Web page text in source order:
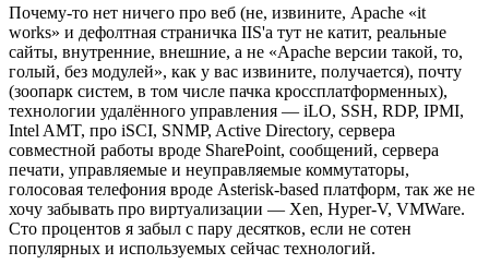
Почему-то нет ничего про веб (не, извините, Apache «it
works» и дефолтная страничка IIS'а тут не катит, реальные
сайты, внутренние, внешние, а не «Apache версии такой, то,
голый, без модулей», как у вас извините, получается), почту
(зоопарк систем, в том числе пачка кроссплатформенных),
технологии удалённого управления — iLO, SSH, RDP, IPMI,
Intel AMT, про iSCI, SNMP, Active Directory, сервера
совместной работы вроде SharePoint, сообщений, сервера
печати, управляемые и неуправляемые коммутаторы,
голосовая телефония вроде Asterisk-based платформ, так же не
хочу забывать про виртуализации — Xen, Hyper-V, VMWare.
Сто процентов я забыл с пару десятков, если не сотен
популярных и используемых сейчас технологий.